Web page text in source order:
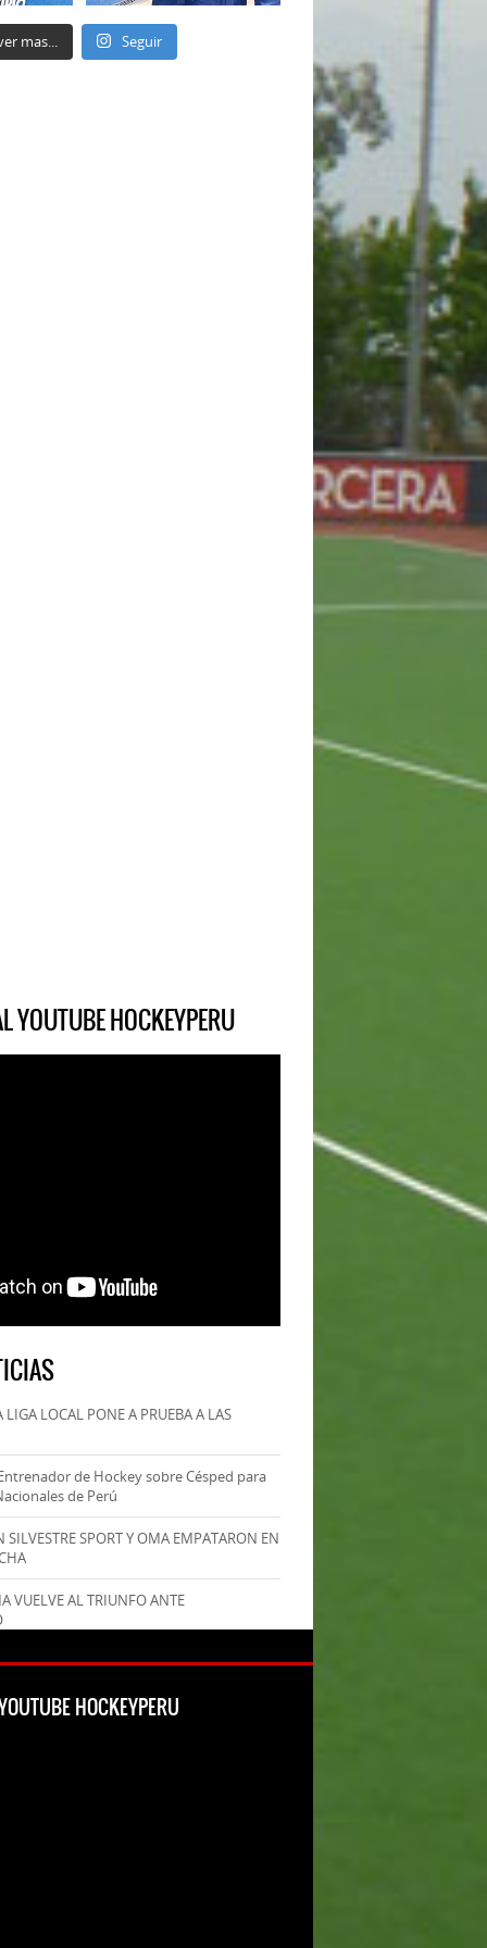
mas... Seguir
YOUTUBE HOCKEYPERU
LOCAL PONE A PRUEBA A LAS
de Hockey sobre Césped para
de Perú
SPORT Y OMA EMPATARON EN
VUELVE AL TRIUNFO ANTE
HOCKEYPERU